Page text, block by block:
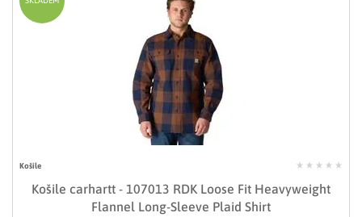
Košile
Košile carhartt - 107013 RDK Loose Fit Heavyweight
Flannel Long-Sleeve Plaid Shirt